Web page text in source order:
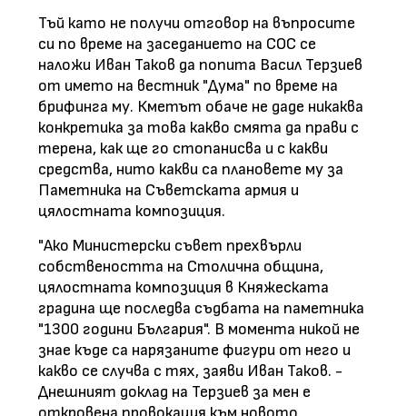
Тъй като не получи отговор на въпросите
си по време на заседанието на СОС се
наложи Иван Таков да попита Васил Терзиев
от името на вестник "Дума" по време на
брифинга му. Кметът обаче не даде никаква
конкретика за това какво смята да прави с
терена, как ще го стопанисва и с какви
средства, нито какви са плановете му за
Паметника на Съветската армия и
цялостната композиция.
"Ако Министерски съвет прехвърли
собствеността на Столична община,
цялостната композиция в Княжеската
градина ще последва съдбата на паметника
"1300 години България". В момента никой не
знае къде са нарязаните фигури от него и
какво се случва с тях, заяви Иван Таков. -
Днешният доклад на Терзиев за мен е